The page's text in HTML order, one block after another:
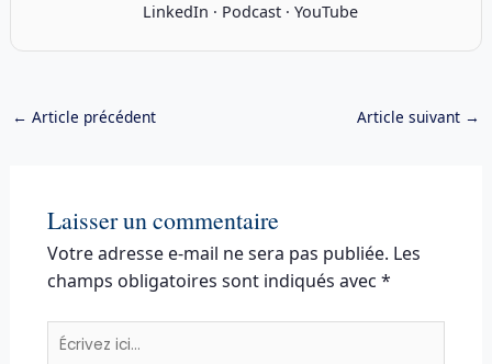
LinkedIn · Podcast· YouTube
← Article précédent Article suivant →
Laisser un commentaire
Votre adresse e-mail ne sera pas publiée. Les
champs obligatoires sont indiqués avec *
Écrivez